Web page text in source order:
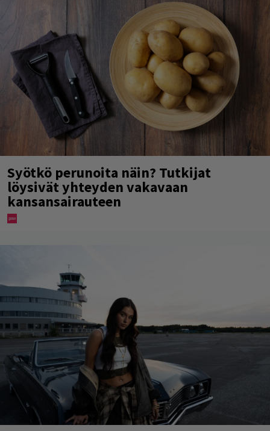
Syötkö perunoita näin? Tutkijat
löysivät yhteyden vakavaan
kansansairauteen